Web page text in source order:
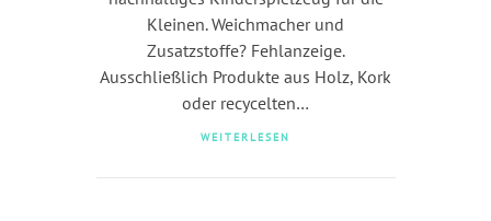
Kleinen. Weichmacher und
Zusatzstoffe? Fehlanzeige.
Ausschließlich Produkte aus Holz, Kork
oder recycelten…
WEITERLESEN